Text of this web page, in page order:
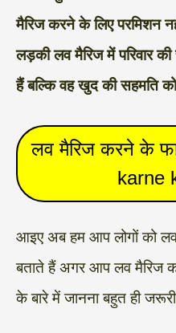
मैरिज करने के लिए परमिशन
लड़की लव मैरिज में परिवार की
हैं बल्कि वह खुद की सहमति को
लव मैरिज करने के
karne
आइए अब हम आप लोगों को
बताते हैं अगर आप लव मैरिज
के बारे में जानना बहुत ही